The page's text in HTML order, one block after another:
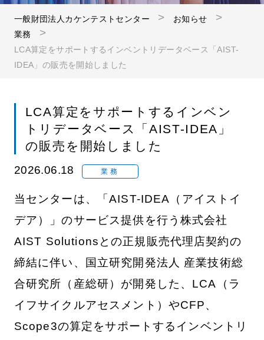
一般財団法人カケンテストセンター
お知らせ
業務
LCA算定をサポートするインベントリデータベース「AIST-
IDEA」の販売を開始しました
LCA算定をサポートするインベン
トリデータベース「AIST-IDEA」
の販売を開始しました
2026.06.18 業務
当センターは、「AIST-IDEA（アイストイ
デア）」のサービス提供を行う株式会社
AIST Solutionsとの正規販売代理店契約の
締結に伴い、国立研究開発法人 産業技術総
合研究所（産総研）が開発した、LCA（ラ
イフサイクルアセスメント）やCFP、
Scope3の算定をサポートするインベントリ